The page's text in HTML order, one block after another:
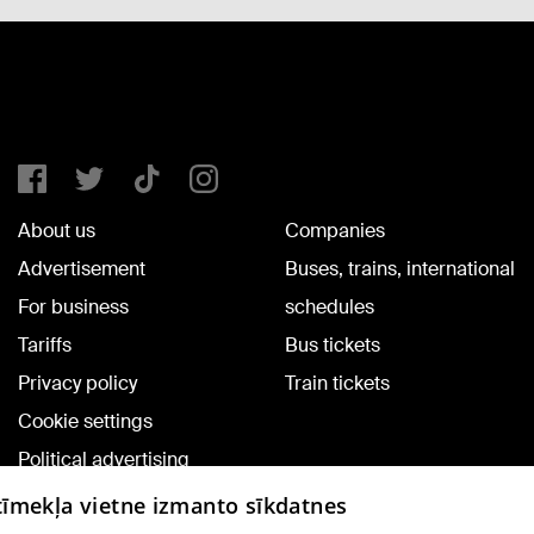
About us
Advertisement
For business
Tariffs
Privacy policy
Cookie settings
Political advertising
Cookie policy
Companies
Buses, trains, international
schedules
Bus tickets
Train tickets
vietne izmanto sīkdatnes